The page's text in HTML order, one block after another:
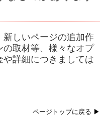
しいページの追加作
の取材等、様々なオプ
や詳細につきましては
ページトップに戻る ▶